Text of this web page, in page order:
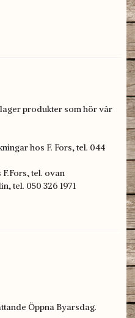
produkter som hör vår
hos F. Fors, tel. 044
tel. ovan
tel. 050 326 1971
Öppna Byarsdag.